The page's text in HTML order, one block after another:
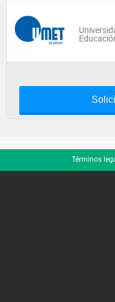
Términos